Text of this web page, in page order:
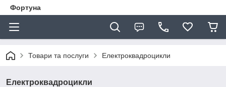
Фортуна
Товари та послуги Електроквадроцикли
Електроквадроцикли